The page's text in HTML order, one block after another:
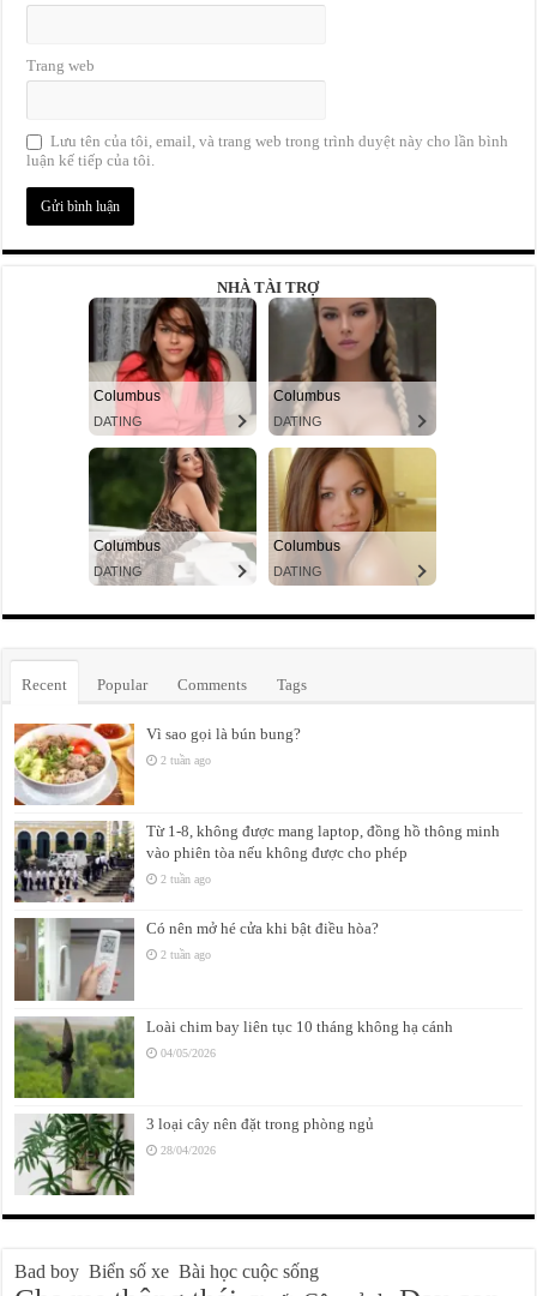
Trang web
Lưu tên của tôi, email, và trang web trong trình duyệt này cho lần bình
luận kế tiếp của tôi.
NHÀ TÀI TRỢ
Recent Popular Comments Tags
Vì sao gọi là bún bung?
2 tuần ago
Từ 1-8, không được mang laptop, đồng hồ thông minh
vào phiên tòa nếu không được cho phép
2 tuần ago
Có nên mở hé cửa khi bật điều hòa?
2 tuần ago
Loài chim bay liên tục 10 tháng không hạ cánh
04/05/2026
3 loại cây nên đặt trong phòng ngủ
28/04/2026
Bad boy Biển số xe Bài học cuộc sống